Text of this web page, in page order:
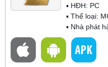
▪ HĐH: PC
▪ Thể loại:
▪ Nhà phát